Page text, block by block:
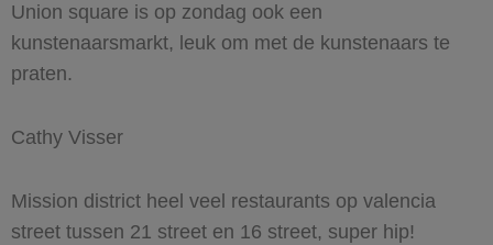
Union square is op zondag ook een
kunstenaarsmarkt, leuk om met de kunstenaars te
praten.
Cathy Visser
Mission district heel veel restaurants op valencia
street tussen 21 street en 16 street, super hip!